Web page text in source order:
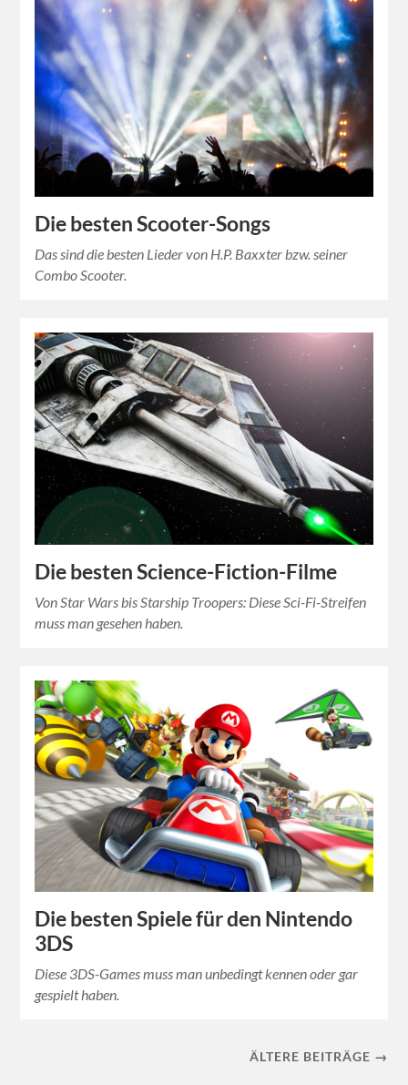
Die besten Scooter-Songs
Das sind die besten Lieder von H.P. Baxxter bzw. seiner
Combo Scooter.
Die besten Science-Fiction-Filme
Von Star Wars bis Starship Troopers: Diese Sci-Fi-Streifen
muss man gesehen haben.
Die besten Spiele für den Nintendo
3DS
Diese 3DS-Games muss man unbedingt kennen oder gar
gespielt haben.
ÄLTERE BEITRÄGE →